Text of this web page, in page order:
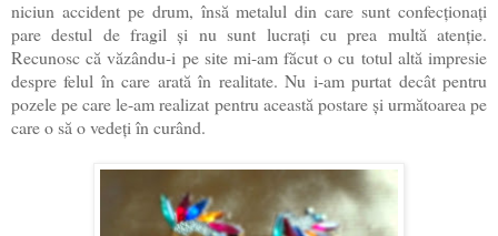
niciun accident pe drum, însă metalul din care sunt confecționați
pare destul de fragil și nu sunt lucrați cu prea multă atenție.
Recunosc că văzându-i pe site mi-am făcut o cu totul altă impresie
despre felul în care arată în realitate. Nu i-am purtat decât pentru
pozele pe care le-am realizat pentru această postare și următoarea pe
care o să o vedeți în curând.